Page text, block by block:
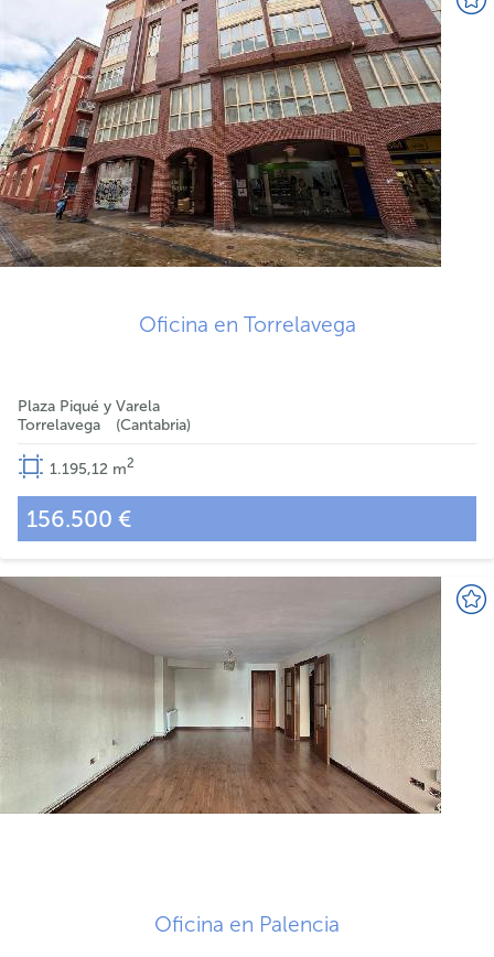
Oficina en Torrelavega
Plaza Piqué y Varela
Torrelavega
Cantabria
1.195,12 m2
156.500 €
Oficina en Palencia